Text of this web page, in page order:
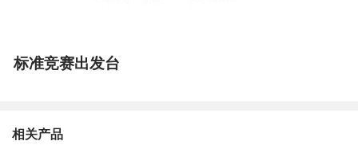
标准竞赛出发台
相关产品